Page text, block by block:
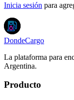
Inicia sesión para
DondeCargo
La plataforma para
Argentina.
Producto